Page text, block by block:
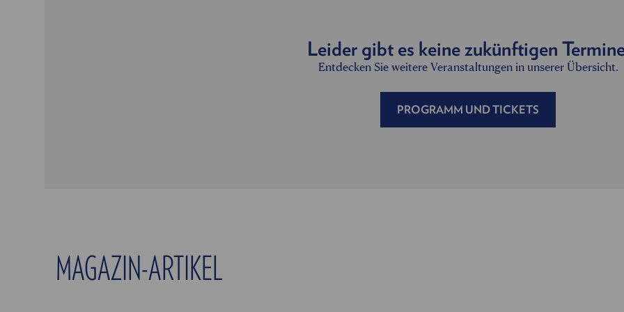
Leider gibt es keine zukünftigen
Entdecken Sie weitere Veranstaltungen in unserer Übersicht.
PROGRAMM UND TICKETS
MAGAZIN-ARTIKEL